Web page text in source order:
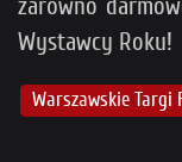
zarówno
Wystawcy Roku!
Warszawskie Targi